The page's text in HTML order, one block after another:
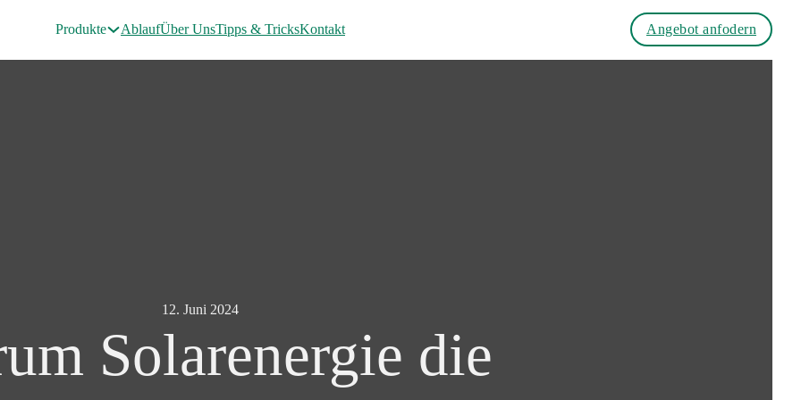
Produkte AblaufÜber UnsTipps & TricksKontakt Angebot anfodern
Solarenergie die
12. Juni 2024